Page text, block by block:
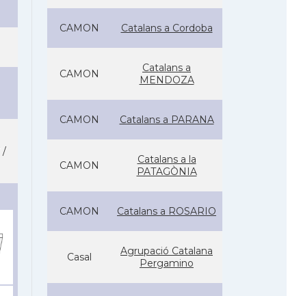
/
CAMON Catalans a Cordoba
CAMON
Catalans a
MENDOZA
CAMON Catalans a PARANA
CAMON
Catalans a la
PATAGÒNIA
CAMON Catalans a ROSARIO
Casal
Agrupació Catalana
Pergamino